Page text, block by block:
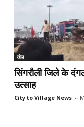
खेल
सिंगरौली जिले के
उत्साह
City to Village News -